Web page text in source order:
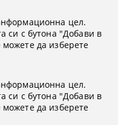
цел.
си с бутона "Добави в
да изберете
цел.
си с бутона "Добави в
да изберете